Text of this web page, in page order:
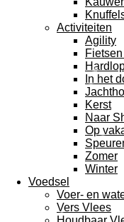
Activiteiten
Agility
In het
Kerst
Naar
Op
Zomer
Winter
Voedsel
Voer- en
Vers Vlees